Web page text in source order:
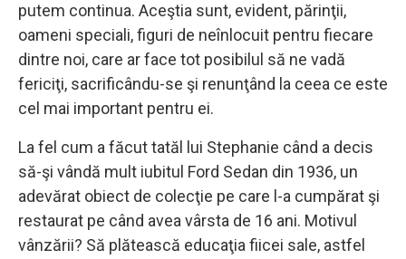
putem continua. Aceştia sunt, evident, părinţii,
oameni speciali, figuri de neînlocuit pentru fiecare
dintre noi, care ar face tot posibilul să ne vadă
fericiţi, sacrificându-se şi renunţând la ceea ce este
cel mai important pentru ei.
La fel cum a făcut tatăl lui Stephanie când a decis
să-şi vândă mult iubitul Ford Sedan din 1936, un
adevărat obiect de colecţie pe care l-a cumpărat şi
restaurat pe când avea vârsta de 16 ani. Motivul
vânzării? Să plătească educaţia fiicei sale, astfel